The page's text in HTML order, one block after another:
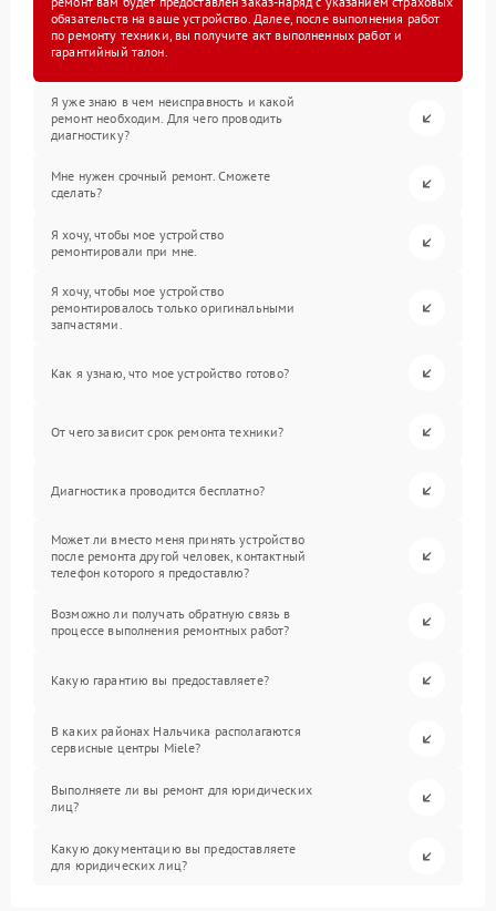
обязательств на ваше устройство. Далее, после выполнения работ
по ремонту техники, вы получите акт выполненных работ и
гарантийный талон.
Я уже знаю в чем неисправность и какой
ремонт необходим. Для чего проводить
диагностику?
Мне нужен срочный ремонт. Сможете
сделать?
Я хочу, чтобы мое устройство
ремонтировали при мне.
Я хочу, чтобы мое устройство
ремонтировалось только оригинальными
запчастями.
Как я узнаю, что мое устройство готово?
От чего зависит срок ремонта техники?
Диагностика проводится бесплатно?
Может ли вместо меня принять устройство
после ремонта другой человек, контактный
телефон которого я предоставлю?
Возможно ли получать обратную связь в
процессе выполнения ремонтных работ?
Какую гарантию вы предоставляете?
В каких районах Нальчика располагаются
сервисные центры Miele?
Выполняете ли вы ремонт для юридических
лиц?
Какую документацию вы предоставляете
для юридических лиц?